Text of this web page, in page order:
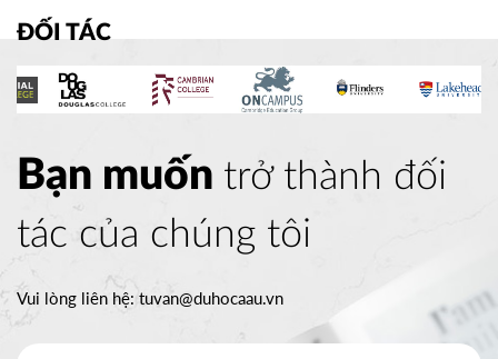
ĐỐI TÁC
Bạn muốn trở thành đối
tác của chúng tôi
Vui lòng liên hệ:tuvan@duhocaau.vn